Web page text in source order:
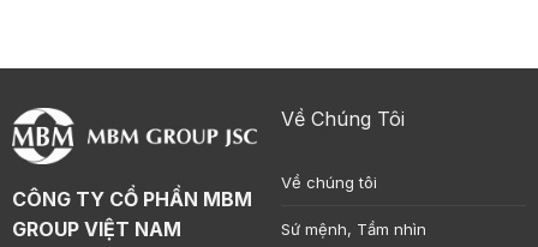
CÔNG TY CỔ PHẦN MBM
GROUP VIỆT NAM
Về Chúng Tôi
Về chúng tôi
Sứ mệnh, Tầm nhìn